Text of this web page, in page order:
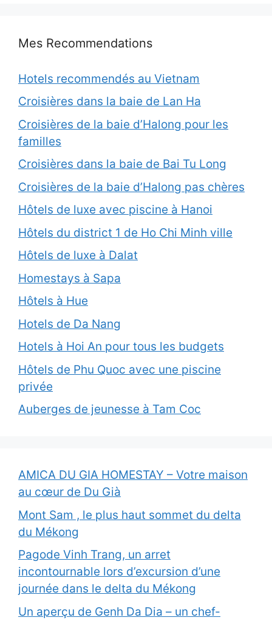
Mes Recommendations
Hotels recommendés au Vietnam
Croisières dans la baie de Lan Ha
Croisières de la baie d’Halong pour les
familles
Croisières dans la baie de Bai Tu Long
Croisières de la baie d’Halong pas chères
Hôtels de luxe avec piscine à Hanoi
Hôtels du district 1 de Ho Chi Minh ville
Hôtels de luxe à Dalat
Homestays à Sapa
Hôtels à Hue
Hotels de Da Nang
Hotels à Hoi An pour tous les budgets
Hôtels de Phu Quoc avec une piscine
privée
Auberges de jeunesse à Tam Coc
AMICA DU GIA HOMESTAY – Votre maison
au cœur de Du Già
Mont Sam , le plus haut sommet du delta
du Mékong
Pagode Vinh Trang, un arret
incontournable lors d’excursion d’une
journée dans le delta du Mékong
Un aperçu de Genh Da Dia – un chef-